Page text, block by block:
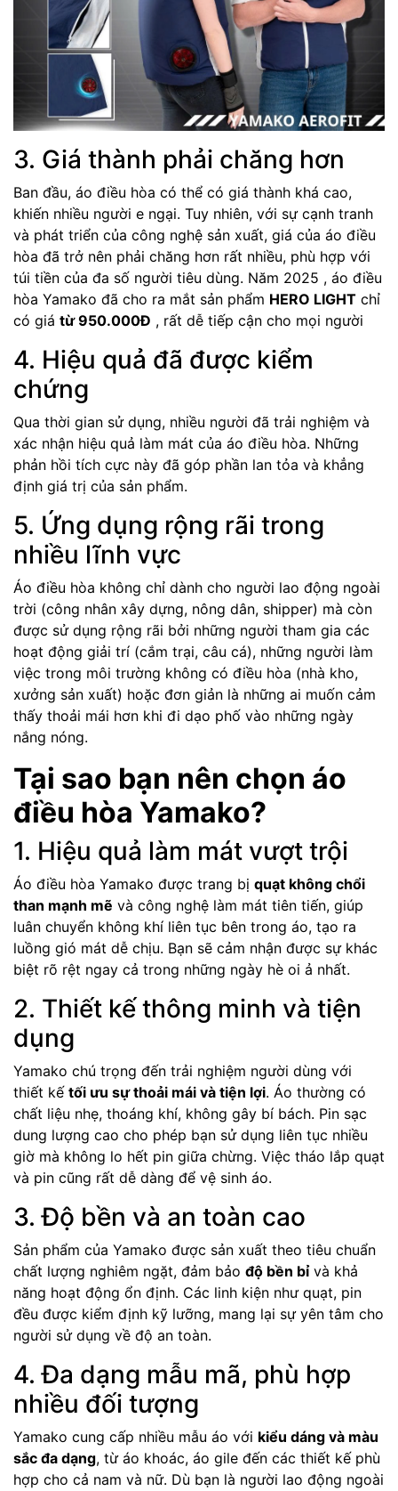
3. Giá thành phải chăng hơn
Ban đầu, áo điều hòa có thể có giá thành khá cao,
khiến nhiều người e ngại. Tuy nhiên, với sự cạnh tranh
và phát triển của công nghệ sản xuất, giá của áo điều
hòa đã trở nên phải chăng hơn rất nhiều, phù hợp với
túi tiền của đa số người tiêu dùng. Năm 2025 , áo điều
hòa Yamako đã cho ra mắt sản phẩm HERO LIGHT chỉ
có giá từ 950.000Đ , rất dễ tiếp cận cho mọi người
4. Hiệu quả đã được kiểm
chứng
Qua thời gian sử dụng, nhiều người đã trải nghiệm và
xác nhận hiệu quả làm mát của áo điều hòa. Những
phản hồi tích cực này đã góp phần lan tỏa và khẳng
định giá trị của sản phẩm.
5. Ứng dụng rộng rãi trong
nhiều lĩnh vực
Áo điều hòa không chỉ dành cho người lao động ngoài
trời (công nhân xây dựng, nông dân, shipper) mà còn
được sử dụng rộng rãi bởi những người tham gia các
hoạt động giải trí (cắm trại, câu cá), những người làm
việc trong môi trường không có điều hòa (nhà kho,
xưởng sản xuất) hoặc đơn giản là những ai muốn cảm
thấy thoải mái hơn khi đi dạo phố vào những ngày
nắng nóng.
Tại sao bạn nên chọn áo
điều hòa Yamako?
1. Hiệu quả làm mát vượt trội
Áo điều hòa Yamako được trang bị quạt không chổi
than mạnh mẽ và công nghệ làm mát tiên tiến, giúp
luân chuyển không khí liên tục bên trong áo, tạo ra
luồng gió mát dễ chịu. Bạn sẽ cảm nhận được sự khác
biệt rõ rệt ngay cả trong những ngày hè oi ả nhất.
2. Thiết kế thông minh và tiện
dụng
Yamako chú trọng đến trải nghiệm người dùng với
thiết kế tối ưu sự thoải mái và tiện lợi. Áo thường có
chất liệu nhẹ, thoáng khí, không gây bí bách. Pin sạc
dung lượng cao cho phép bạn sử dụng liên tục nhiều
giờ mà không lo hết pin giữa chừng. Việc tháo lắp quạt
và pin cũng rất dễ dàng để vệ sinh áo.
3. Độ bền và an toàn cao
Sản phẩm của Yamako được sản xuất theo tiêu chuẩn
chất lượng nghiêm ngặt, đảm bảo độ bền bỉvà khả
năng hoạt động ổn định. Các linh kiện như quạt, pin
đều được kiểm định kỹ lưỡng, mang lại sự yên tâm cho
người sử dụng về độ an toàn.
4. Đa dạng mẫu mã, phù hợp
nhiều đối tượng
Yamako cung cấp nhiều mẫu áo với kiểu dáng và màu
sắc đa dạng, từ áo khoác, áo gile đến các thiết kế phù
hợp cho cả nam và nữ. Dù bạn là người lao động ngoài